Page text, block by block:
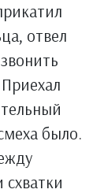
отвел
было.